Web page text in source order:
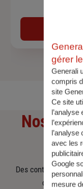
Devis
Obtenir
Nos
Des contrats clairs
gérer
Generali
compris
site
Ce site
l’analyse
l’analyse
avec les
Google
mesure